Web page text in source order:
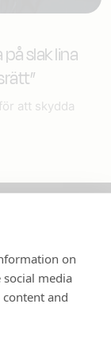
slak lina
att skydda
on
media
and